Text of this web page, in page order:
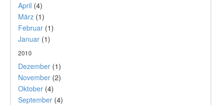
April (4)
März (1)
Februar (1)
Januar (1)
2010
Dezember (1)
November (2)
Oktober (4)
September (4)